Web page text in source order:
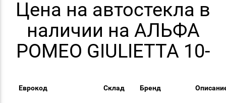
Цена на автостекла в
наличии на АЛЬФА
РОМЕО GIULIETTA 10-
Еврокод Склад Бренд